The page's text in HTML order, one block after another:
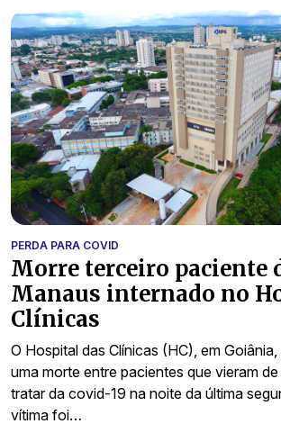
PERDA PARA COVID
Morre terceiro paciente
Manaus internado no
Clínicas
O Hospital das Clínicas (HC), em
uma morte entre pacientes que vieram
tratar da covid-19 na noite da última
vítima foi…